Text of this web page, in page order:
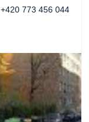
+420 773 456 044